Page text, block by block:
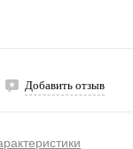
Добавить отзыв